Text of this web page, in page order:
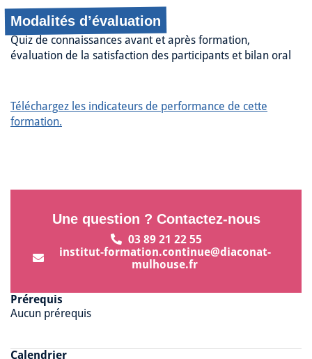
Prérequis
Aucun prérequis
Calendrier
Modalités d’évaluation
Quiz de connaissances avant et après formation,
évaluation de la satisfaction des participants et bilan oral
Téléchargez les indicateurs de performance de cette
formation.
Une question ? Contactez-nous
03 89 21 22 55
institut-formation.continue@diaconat-
mulhouse.fr